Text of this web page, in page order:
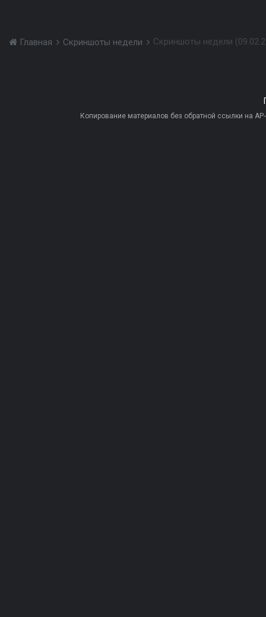
Главная Скриншоты недели Скриншоты недели
Копирование материалов без обратной ссылки на